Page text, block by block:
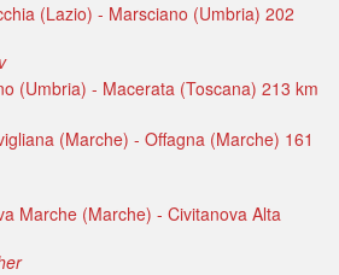
(Lazio) - Marsciano (Umbria) 202
(Umbria) - Macerata (Toscana) 213 km
(Marche) - Offagna (Marche) 161
Marche (Marche) - Civitanova Alta